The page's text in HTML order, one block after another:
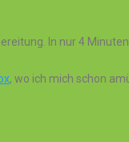
In nur 4
, wo ich mich schon